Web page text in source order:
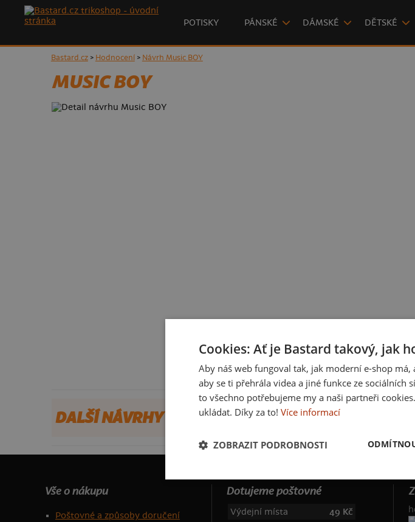
POTISKY PÁNSKÉ DÁMSKÉ DĚTSKÉ
Bastard.cz> Hodnocení> Návrh Music BOY
MUSIC BOY
DALŠÍ NÁVRHY OD DOMINO0991
Vše o nákupu
Poštovné a způsoby doručení
Dotujeme poštovné
Výdejní místa
49 Kč
Cookies: Ať je Bastard takový, jak
Aby náš web fungoval tak, jak moderní e-shop
aby se ti přehrála videa a jiné funkce ze sociálních
to všechno potřebujeme my a naši partneři
ukládat. Díky za to! Více informací
ZOBRAZIT PODROBNOSTI